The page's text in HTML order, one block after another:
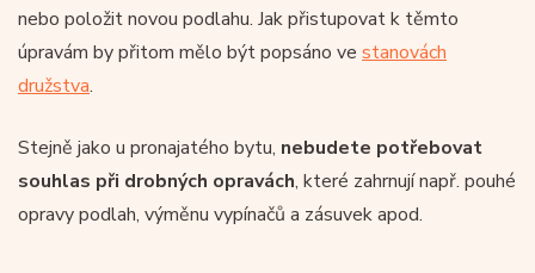
nebo položit novou podlahu. Jak přistupovat k těmto
úpravám by přitom mělo být popsáno ve stanovách
družstva.
Stejně jako u pronajatého bytu, nebudete potřebovat
souhlas při drobných opravách, které zahrnují např. pouhé
opravy podlah, výměnu vypínačů a zásuvek apod.